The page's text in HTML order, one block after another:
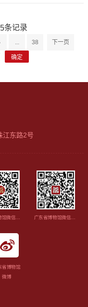
条记录
... 38 下一页
江东路2号
广东省博物馆微信视频号 广东省博物馆微信订阅号
省博物馆
微博